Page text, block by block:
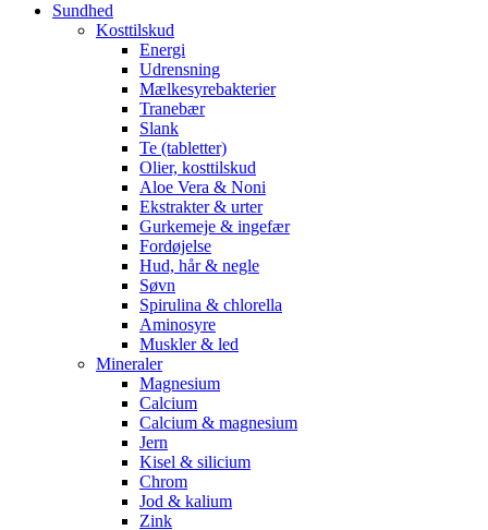
Sundhed
Kosttilskud
Energi
Udrensning
Mælkesyrebakterier
Tranebær
Slank
Te (tabletter)
Olier, kosttilskud
Aloe Vera & Noni
Ekstrakter & urter
Gurkemeje & ingefær
Fordøjelse
Hud, hår & negle
Søvn
Spirulina & chlorella
Aminosyre
Muskler & led
Mineraler
Magnesium
Calcium
Calcium & magnesium
Jern
Kisel & silicium
Chrom
Jod & kalium
Zink